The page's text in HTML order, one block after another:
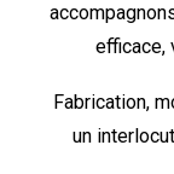
efficace,
Fabrication,
un